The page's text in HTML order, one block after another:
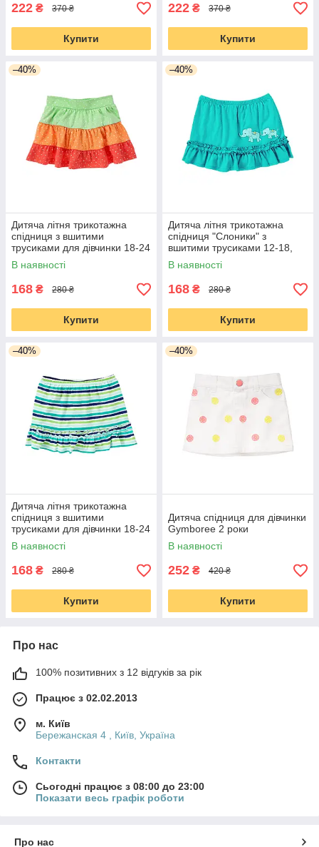
222 ₴ 370 ₴
Купити
222 ₴ 370 ₴
Купити
–40%
Дитяча літня трикотажна
спідниця з вшитими
трусиками для дівчинки 18-24
місяці, 2 роки
В наявності
168 ₴ 280 ₴
Купити
–40%
Дитяча літня трикотажна
спідниця "Слоники" з
вшитими трусиками 12-18,
18-24 місяці,2 роки
В наявності
168 ₴ 280 ₴
Купити
–40%
Дитяча літня трикотажна
спідниця з вшитими
трусиками для дівчинки 18-24
місяці, 2 роки
В наявності
168 ₴ 280 ₴
Купити
–40%
Дитяча спідниця для дівчинки
Gymboree 2 роки
В наявності
252 ₴ 420 ₴
Купити
Про нас
100% позитивних з 12 відгуків за рік
Працює з 02.02.2013
м. Київ
Бережанская 4 , Київ, Україна
Контакти
Сьогодні працює з 08:00 до 23:00
Показати весь графік роботи
Про нас